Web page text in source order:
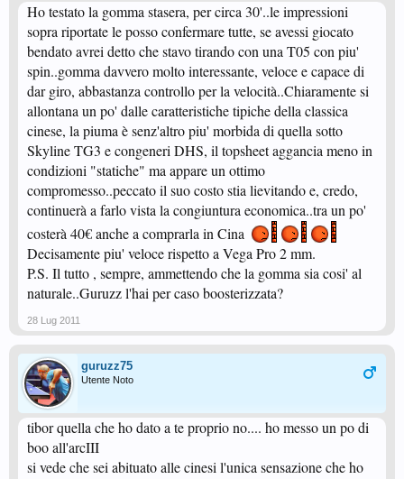
Ho testato la gomma stasera, per circa 30'..le impressioni
sopra riportate le posso confermare tutte, se avessi giocato
bendato avrei detto che stavo tirando con una T05 con piu'
spin..gomma davvero molto interessante, veloce e capace di
dar giro, abbastanza controllo per la velocità..Chiaramente si
allontana un po' dalle caratteristiche tipiche della classica
cinese, la piuma è senz'altro piu' morbida di quella sotto
Skyline TG3 e congeneri DHS, il topsheet aggancia meno in
condizioni "statiche" ma appare un ottimo
compromesso..peccato il suo costo stia lievitando e, credo,
continuerà a farlo vista la congiuntura economica..tra un po'
costerà 40€ anche a comprarla in Cina
Decisamente piu' veloce rispetto a Vega Pro 2 mm.
P.S. Il tutto , sempre, ammettendo che la gomma sia cosi' al
naturale..Guruzz l'hai per caso boosterizzata?
28 Lug 2011
guruzz75
Utente Noto
tibor quella che ho dato a te proprio no.... ho messo un po di
boo all'arcIII
si vede che sei abituato alle cinesi l'unica sensazione che ho